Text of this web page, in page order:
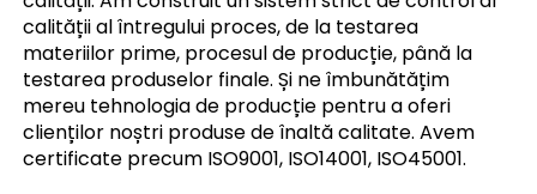
calității al întregului proces, de la testarea
materiilor prime, procesul de producție, până la
testarea produselor finale. Și ne îmbunătățim
mereu tehnologia de producție pentru a oferi
clienților noștri produse de înaltă calitate. Avem
certificate precum ISO9001, ISO14001, ISO45001.